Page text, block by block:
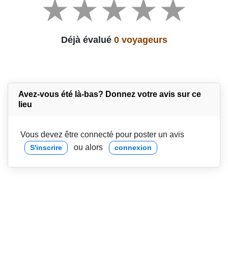
Déjà évalué 0 voyageurs
Avez-vous été là-bas? Donnez votre avis sur ce
lieu
Vous devez être connecté pour poster un avis
S'inscrire ou alors connexion